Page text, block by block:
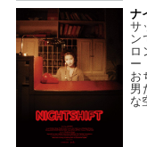
ナ
サ
ン
ロ
ー
お
男
な